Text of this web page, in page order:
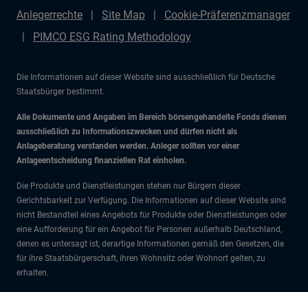
Anlegerrechte
Site Map
Cookie-Präferenzmanager
PIMCO ESG Rating Methodology
Die Informationen auf dieser Website sind ausschließlich für Deutsche
Staatsbürger bestimmt.
Alle Dokumente und Angaben im Bereich börsengehandelte Fonds dienen
ausschließlich zu Informationszwecken und dürfen nicht als
Anlageberatung verstanden werden. Anleger sollten vor einer
Anlageentscheidung finanziellen Rat einholen.
Die Produkte und Dienstleistungen stehen nur Bürgern dieser
Gerichtsbarkeit zur Verfügung. Die Informationen auf dieser Website sind
nicht Bestandteil eines Angebots für Produkte oder Dienstleistungen oder
eine Aufforderung für ein Angebot für Personen außerhalb Deutschland,
denen es untersagt ist, derartige Informationen gemäß den Gesetzen, die
für ihre Staatsbürgerschaft, ihren Wohnsitz oder Wohnort gelten, zu
erhalten.